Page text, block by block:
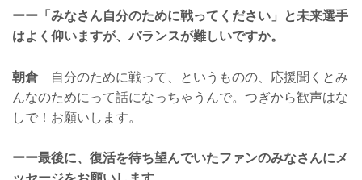
ーー「みなさん自分のために戦ってください」と未来選手
はよく仰いますが、バランスが難しいですか。
朝倉自分のために戦って、というものの、応援聞くとみ
んなのためにって話になっちゃうんで。つぎから歓声はな
しで！お願いします。
ーー最後に、復活を待ち望んでいたファンのみなさんにメ